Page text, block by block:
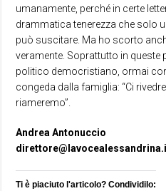
umanamente, perché in certe
drammatica tenerezza che solo
può suscitare. Ma ho scorto
veramente. Soprattutto in queste
politico democristiano, ormai
congeda dalla famiglia: “Ci
riameremo”.
Andrea Antonuccio
Ti è piaciuto l'articolo? Condividilo: